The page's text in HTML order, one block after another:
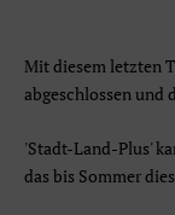
Mit diesem letzten
abgeschlossen und
'Stadt-Land-Plus'
das bis Sommer